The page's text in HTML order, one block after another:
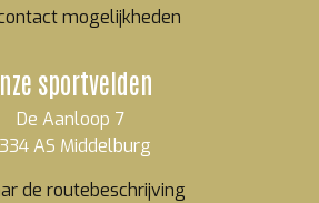
mogelijkheden
sportvelden
De Aanloop 7
AS Middelburg
de routebeschrijving